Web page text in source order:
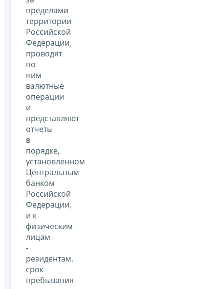
пределами
территории
Российской
Федерации,
проводят
по
ним
валютные
операции
и
представляют
отчеты
в
порядке,
установленном
Центральным
банком
Российской
Федерации,
и к
физическим
лицам
-
резидентам,
срок
пребывания